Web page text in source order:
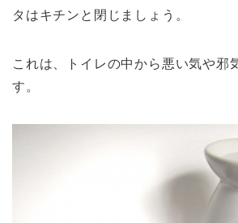
タはキチンと閉じましょう。
これは、トイレの中から悪い気や邪
す。